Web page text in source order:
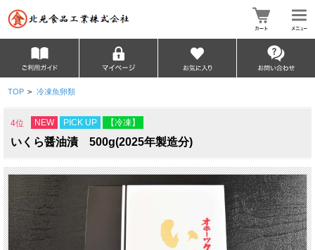
TOP > 冷凍魚卵類
4位 NEW PICK UP 【冷凍】
いくら醤油漬 500g(2025年製造分)